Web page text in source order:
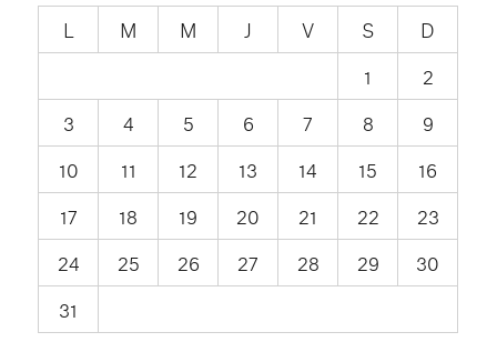
L M M J V S
D
1
2
3
4 5 6 7 8
9
10
11 12 13 14 15
16
17
18 19 20 21 22
23
24
25 26 27 28 29
30
31